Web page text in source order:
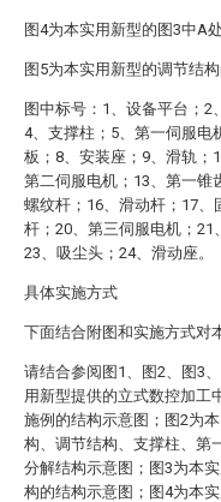
图4为本实用新型的图3中A
图5为本实用新型的调节结
图中标号：1、设备平台；2
4、支撑柱；5、第一伺服电
板；8、安装座；9、滑轨；
第二伺服电机；13、第一锥
螺纹杆；16、滑动杆；17、
杆；20、第三伺服电机；21
23、吸尘头；24、滑动座。
具体实施方式
下面结合附图和实施方式对
请结合参阅图1、图2、图3
用新型提供的立式数控加工
施例的结构示意图；图2为
构、调节结构、支撑柱、第
分解结构示意图；图3为本
构的结构示意图；图4为本